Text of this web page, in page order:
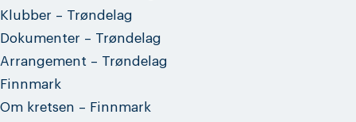
Klubber – Trøndelag
Dokumenter – Trøndelag
Arrangement – Trøndelag
Finnmark
Om kretsen – Finnmark